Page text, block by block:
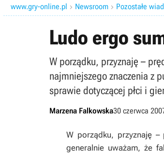
www.gry-online.pl  Newsroom  Pozostałe
Ludo ergo
W porządku, przyznaję –
najmniejszego znaczenia z
sprawie dotyczącej płci i
Marzena Falkowska30 czerwca
W porządku, przyznaję
generalnie uważam, że